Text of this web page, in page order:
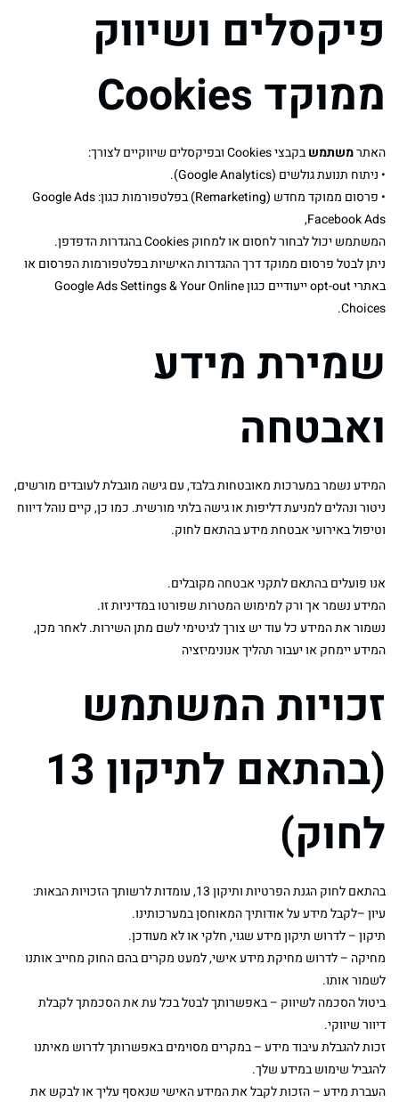
פיקסלים ושיווק
ממוקד
האתרמשתמשבקבצי Cookies ובפיקסלים שיווקיים לצורך:
• ניתוח תנועת גולשים (Google Analytics).
• פרסום ממוקד מחדש (Remarketing) בפלטפורמות כגון: Google Ads
,Facebook Ads
המשתמש יכול לבחור לחסום או למחוק Cookies בהגדרות הדפדפן.
ניתן לבטל פרסום ממוקד דרך ההגדרות האישיות בפלטפורמות הפרסום או
באתרי opt-out ייעודיים כגון Google Ads Settings & Your Online
Choices.
שמירת מידע
ואבטחה
המידע נשמר במערכות מאובטחות בלבד, עם גישה מוגבלת לעובדים מורשים,
ניטור ונהלים למניעת דליפות או גישה בלתי מורשית. כמו כן, קיים נוהל דיווח
וטיפול באירועי אבטחת מידע בהתאם לחוק.
אנו פועלים בהתאם לתקני אבטחה מקובלים.
המידע נשמר אך ורק למימוש המטרות שפורטו במדיניות זו.
נשמור את המידע כל עוד יש צורך לגיטימי לשם מתן השירות. לאחר מכן,
המידע יימחק או יעבור תהליך אנונימיזציה
זכויות המשתמש
(בהתאם לתיקון 13
לחוק)
בהתאם לחוק הגנת הפרטיות ותיקון 13, עומדות לרשותך הזכויות הבאות:
עיון –לקבל מידע על אודותיך המאוחסן במערכותינו.
תיקון – לדרוש תיקון מידע שגוי, חלקי או לא מעודכן.
מחיקה – לדרוש מחיקת מידע אישי, למעט מקרים בהם החוק מחייב אותנו
לשמור אותו.
ביטול הסכמה לשיווק – באפשרותך לבטל בכל עת את הסכמתך לקבלת
דיוור שיווקי.
זכות להגבלת עיבוד מידע – במקרים מסוימים באפשרותך לדרוש מאיתנו
להגביל שימוש במידע שלך.
העברת מידע – הזכות לקבל את המידע האישי שנאסף עליך או לבקש את